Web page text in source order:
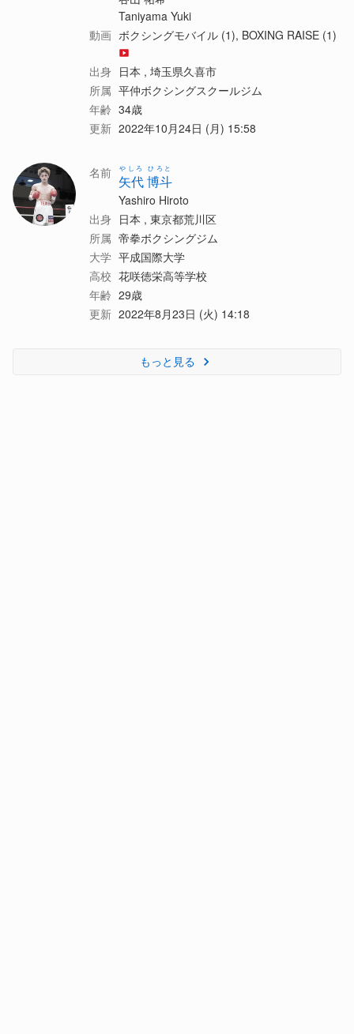
Taniyama Yuki
動画 ボクシングモバイル (1), BOXING RAISE (1)
出身 日本 , 埼玉県久喜市
所属 平仲ボクシングスクールジム
年齢 34歳
更新 2022年10月24日 (月) 15:58
名前 矢代 博斗
やしろ ひろと
Yashiro Hiroto
出身 日本 , 東京都荒川区
所属 帝拳ボクシングジム
大学 平成国際大学
高校 花咲徳栄高等学校
年齢 29歳
更新 2022年8月23日 (火) 14:18
もっと見る